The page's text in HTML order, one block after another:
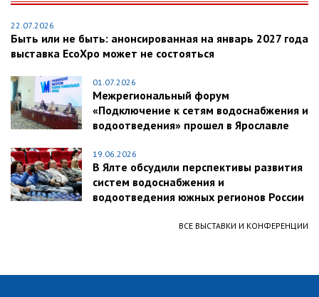
22.07.2026
Быть или не быть: анонсированная на январь 2027 года
выставка EcoXpo может не состояться
01.07.2026
Межрегиональный форум
«Подключение к сетям водоснабжения и
водоотведения» прошел в Ярославле
19.06.2026
В Ялте обсудили перспективы развития
систем водоснабжения и
водоотведения южных регионов России
ВСЕ ВЫСТАВКИ И КОНФЕРЕНЦИИ